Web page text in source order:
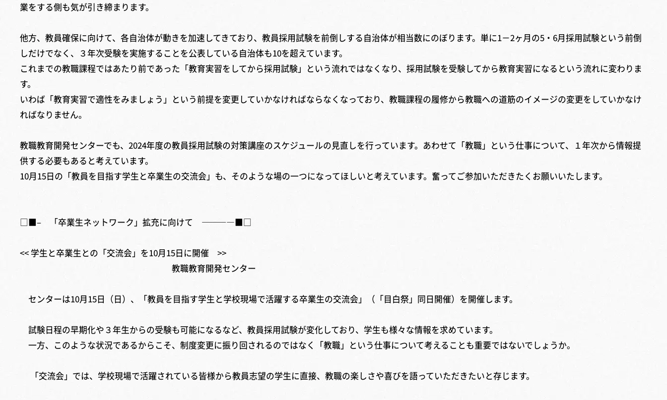
業をする側も気が引き締まります。
他方、教員確保に向けて、各自治体が動きを加速してきており、教員採用試験を前倒しする自治体が相当数にのぼります。単に1－2ヶ月の5・6月採用試験という前倒
しだけでなく、３年次受験を実施することを公表している自治体も10を超えています。
これまでの教職課程ではあたり前であった「教育実習をしてから採用試験」という流れではなくなり、採用試験を受験してから教育実習になるという流れに変わりま
す。
いわば「教育実習で適性をみましょう」という前提を変更していかなければならなくなっており、教職課程の履修から教職への道筋のイメージの変更をしていかなけ
ればなりません。
教職教育開発センターでも、2024年度の教員採用試験の対策講座のスケジュールの見直しを行っています。あわせて「教職」という仕事について、１年次から情報提
供する必要もあると考えています。
10月15日の「教員を目指す学生と卒業生の交流会」も、そのような場の一つになってほしいと考えています。奮ってご参加いただきたくお願いいたします。
□■– 「卒業生ネットワーク」拡充に向けて ————■□
<< 学生と卒業生との「交流会」を10月15日に開催 >>
教職教育開発センター
センターは10月15日（日）、「教員を目指す学生と学校現場で活躍する卒業生の交流会」（「目白祭」同日開催）を開催します。
試験日程の早期化や３年生からの受験も可能になるなど、教員採用試験が変化しており、学生も様々な情報を求めています。
一方、このような状況であるからこそ、制度変更に振り回されるのではなく「教職」という仕事について考えることも重要ではないでしょうか。
「交流会」では、学校現場で活躍されている皆様から教員志望の学生に直接、教職の楽しさや喜びを語っていただきたいと存じます。